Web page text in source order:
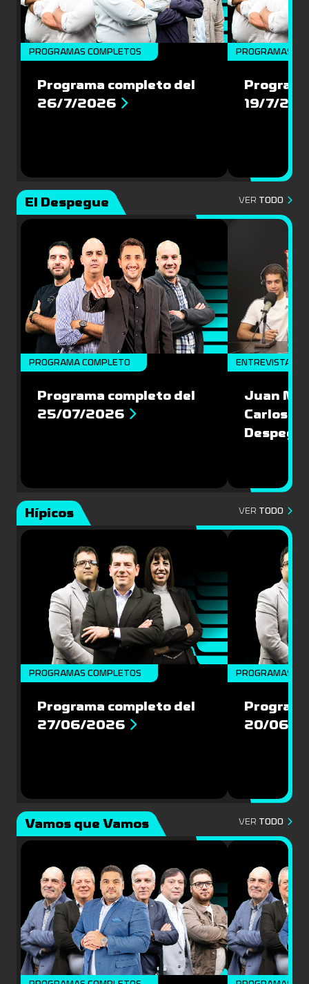
PROGRAMAS COMPLETOS
Programa completo del
26/7/2026
PROGRAMAS
19/7/
El Despegue VER TODO
PROGRAMA COMPLETO
Programa completo del
25/07/2026
ENTREVISTAS
Juan
Carlos
Hípicos VER TODO
PROGRAMAS COMPLETOS
Programa completo del
27/06/2026
PROGRAMAS
20/06/
Vamos que Vamos VER TODO